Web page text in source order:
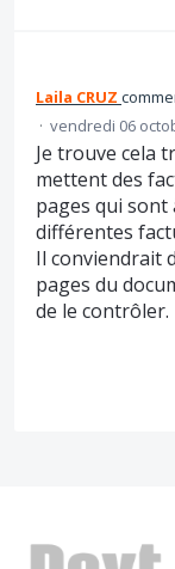
Laila CRUZ
· vendredi 06
Je trouve cela
mettent des
pages qui sont
différentes
Il conviendrait
pages du
de le contrôler.